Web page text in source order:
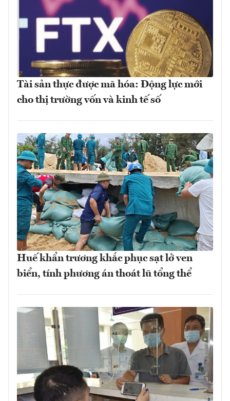
Tài sản thực được mã hóa: Động lực mới
cho thị trường vốn và kinh tế số
Huế khẩn trương khắc phục sạt lở ven
biển, tính phương án thoát lũ tổng thể